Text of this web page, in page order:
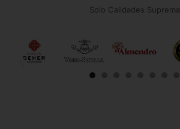
Solo Calidades Suprema